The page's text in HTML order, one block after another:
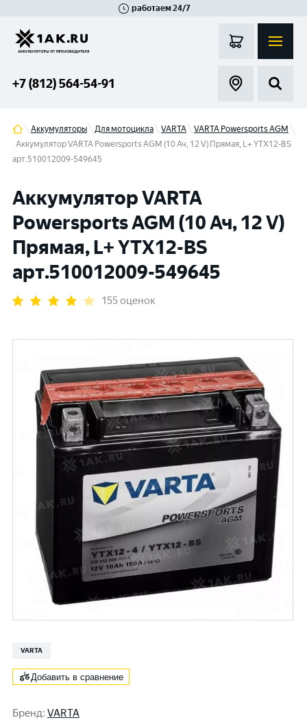
работаем 24/7
+7 (812) 564-54-91
Аккумуляторы Для мотоцикла VARTA
VARTA Powersports AGM
Аккумулятор VARTA Powersports AGM (10 Ач, 12 V) Прямая, L+ YTX12-BS
арт.510012009-549645
Аккумулятор VARTA
Powersports AGM (10 Ач, 12 V)
Прямая, L+ YTX12-BS
арт.510012009-549645
155 оценок
VARTA
Добавить в сравнение
Бренд: VARTA
Гатчина